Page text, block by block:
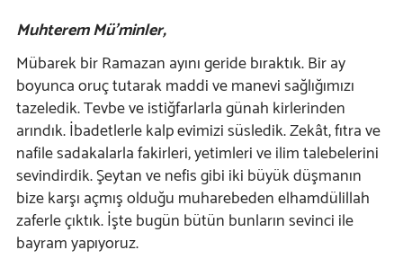
Muhterem Mü’minler,
Mübarek bir Ramazan ayını geride bıraktık. Bir ay
boyunca oruç tutarak maddi ve manevi sağlığımızı
tazeledik. Tevbe ve istiğfarlarla günah kirlerinden
arındık. İbadetlerle kalp evimizi süsledik. Zekât, fıtra ve
nafile sadakalarla fakirleri, yetimleri ve ilim talebelerini
sevindirdik. Şeytan ve nefis gibi iki büyük düşmanın
bize karşı açmış olduğu muharebeden elhamdülillah
zaferle çıktık. İşte bugün bütün bunların sevinci ile
bayram yapıyoruz.